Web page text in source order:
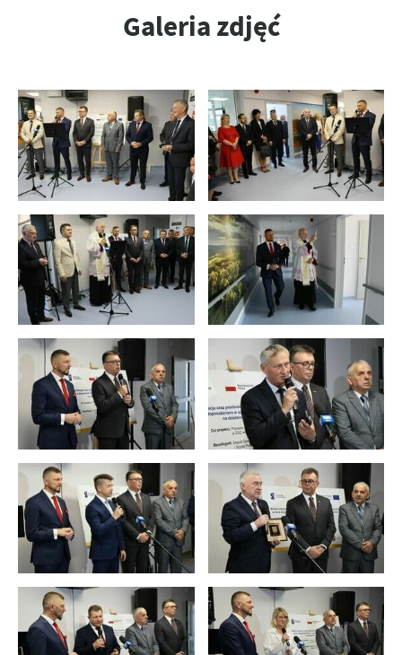
Galeria zdjęć